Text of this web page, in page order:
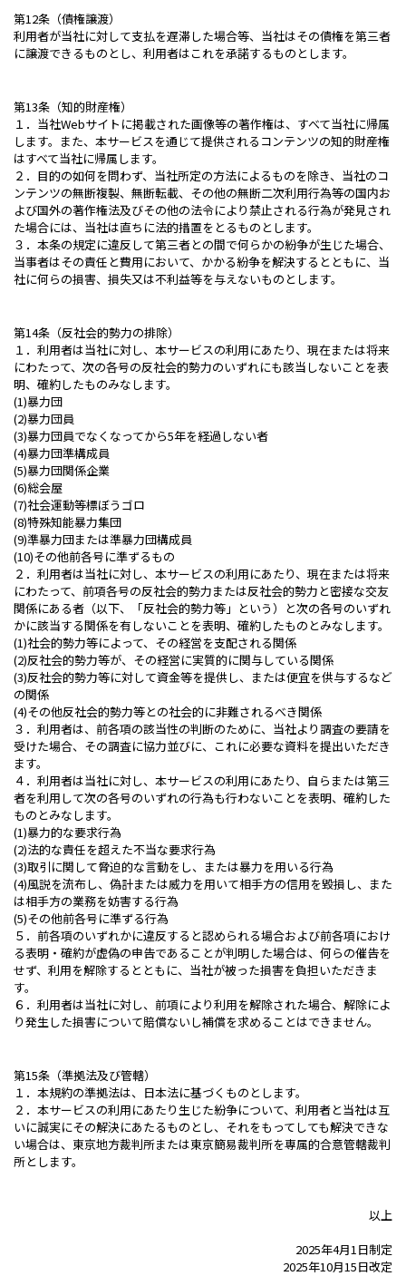
第12条（債権譲渡）
利用者が当社に対して支払を遅滞した場合等、当社はその債権を第三者
に譲渡できるものとし、利用者はこれを承諾するものとします。
第13条（知的財産権）
１．当社Webサイトに掲載された画像等の著作権は、すべて当社に帰属
します。また、本サービスを通じて提供されるコンテンツの知的財産権
はすべて当社に帰属します。
２．目的の如何を問わず、当社所定の方法によるものを除き、当社のコ
ンテンツの無断複製、無断転載、その他の無断二次利用行為等の国内お
よび国外の著作権法及びその他の法令により禁止される行為が発見され
た場合には、当社は直ちに法的措置をとるものとします。
３．本条の規定に違反して第三者との間で何らかの紛争が生じた場合、
当事者はその責任と費用において、かかる紛争を解決するとともに、当
社に何らの損害、損失又は不利益等を与えないものとします。
第14条（反社会的勢力の排除）
１．利用者は当社に対し、本サービスの利用にあたり、現在または将来
にわたって、次の各号の反社会的勢力のいずれにも該当しないことを表
明、確約したものみなします。
(1)暴力団
(2)暴力団員
(3)暴力団員でなくなってから5年を経過しない者
(4)暴力団準構成員
(5)暴力団関係企業
(6)総会屋
(7)社会運動等標ぼうゴロ
(8)特殊知能暴力集団
(9)準暴力団または準暴力団構成員
(10)その他前各号に準ずるもの
２．利用者は当社に対し、本サービスの利用にあたり、現在または将来
にわたって、前項各号の反社会的勢力または反社会的勢力と密接な交友
関係にある者（以下、「反社会的勢力等」という）と次の各号のいずれ
かに該当する関係を有しないことを表明、確約したものとみなします。
(1)社会的勢力等によって、その経営を支配される関係
(2)反社会的勢力等が、その経営に実質的に関与している関係
(3)反社会的勢力等に対して資金等を提供し、または便宜を供与するなど
の関係
(4)その他反社会的勢力等との社会的に非難されるべき関係
３．利用者は、前各項の該当性の判断のために、当社より調査の要請を
受けた場合、その調査に協力並びに、これに必要な資料を提出いただき
ます。
４．利用者は当社に対し、本サービスの利用にあたり、自らまたは第三
者を利用して次の各号のいずれの行為も行わないことを表明、確約した
ものとみなします。
(1)暴力的な要求行為
(2)法的な責任を超えた不当な要求行為
(3)取引に関して脅迫的な言動をし、または暴力を用いる行為
(4)風説を流布し、偽計または威力を用いて相手方の信用を毀損し、また
は相手方の業務を妨害する行為
(5)その他前各号に準ずる行為
５．前各項のいずれかに違反すると認められる場合および前各項におけ
る表明・確約が虚偽の申告であることが判明した場合は、何らの催告を
せず、利用を解除するとともに、当社が被った損害を負担いただきま
す。
６．利用者は当社に対し、前項により利用を解除された場合、解除によ
り発生した損害について賠償ないし補償を求めることはできません。
第15条（準拠法及び管轄）
１．本規約の準拠法は、日本法に基づくものとします。
２．本サービスの利用にあたり生じた紛争について、利用者と当社は互
いに誠実にその解決にあたるものとし、それをもってしても解決できな
い場合は、東京地方裁判所または東京簡易裁判所を専属的合意管轄裁判
所とします。
以上
2025年4月1日制定
2025年10月15日改定